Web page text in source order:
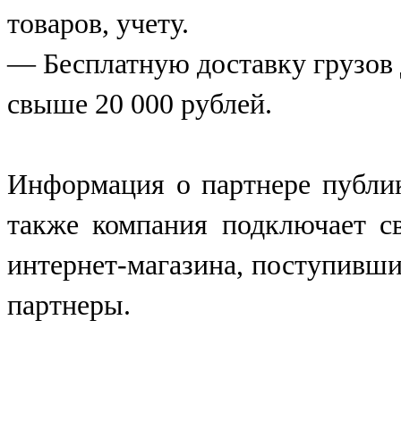
товаров, учету.
— Бесплатную доставку грузов
свыше 20 000 рублей.
Информация о партнере
также компания подключает
интернет-магазина,
партнеры.